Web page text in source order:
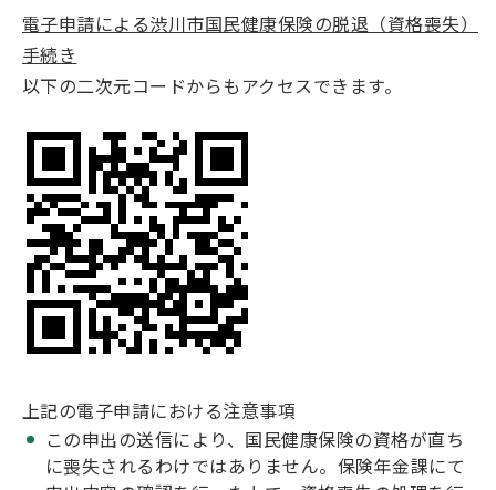
電子申請による渋川市国民健康保険の脱退（資格喪失）
手続き
以下の二次元コードからもアクセスできます。
上記の電子申請における注意事項
この申出の送信により、国民健康保険の資格が直ち
に喪失されるわけではありません。保険年金課にて